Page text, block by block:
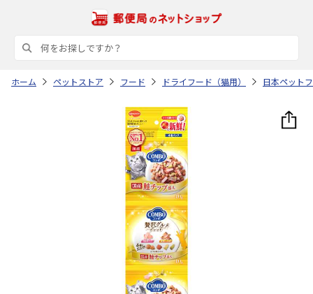
ホーム ペットストア フード ドライフード（猫用） 日本ペット